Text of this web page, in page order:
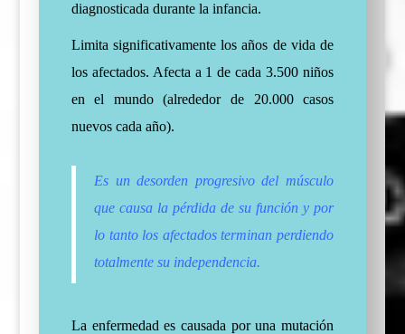
diagnosticada durante la infancia.
Limita significativamente los años de vida de
los afectados. Afecta a 1 de cada 3.500 niños
en el mundo (alrededor de 20.000 casos
nuevos cada año).
Es un desorden progresivo del músculo
que causa la pérdida de su función y por
lo tanto los afectados terminan perdiendo
totalmente su independencia.
La enfermedad es causada por una mutación